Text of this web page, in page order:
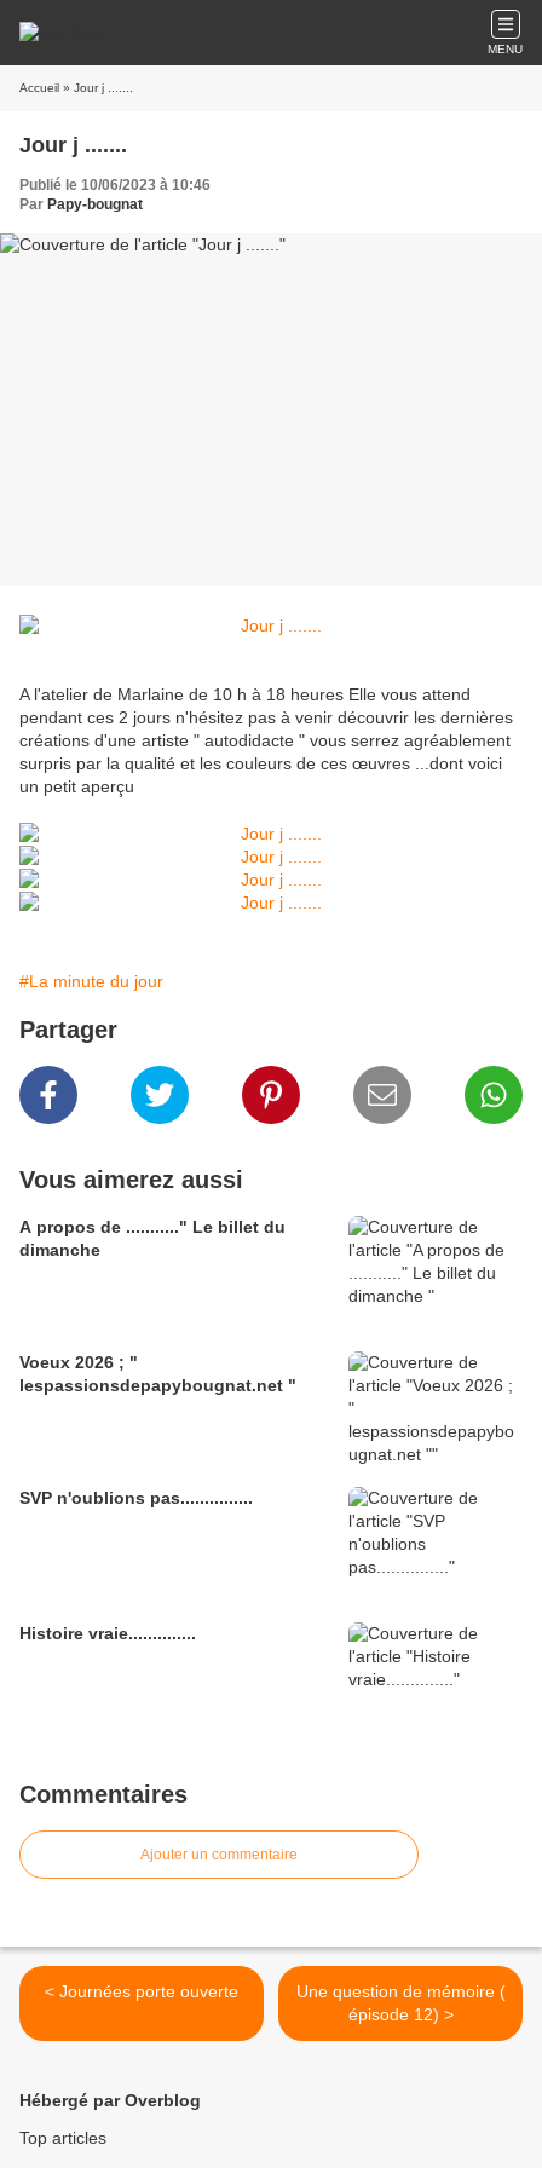
MENU
Accueil » Jour j .......
Jour j .......
Publié le 10/06/2023 à 10:46
Par Papy-bougnat
A l'atelier de Marlaine de 10 h à 18 heures Elle vous attend
pendant ces 2 jours n'hésitez pas à venir découvrir les dernières
créations d'une artiste " autodidacte " vous serrez agréablement
surpris par la qualité et les couleurs de ces œuvres ...dont voici
un petit aperçu
#La minute du jour
Partager
Vous aimerez aussi
A propos de ..........." Le billet du
dimanche
Voeux 2026 ; "
lespassionsdepapybougnat.net "
SVP n'oublions pas...............
Histoire vraie..............
Commentaires
Ajouter un commentaire
< Journées porte ouverte
Une question de mémoire (
épisode 12) >
Hébergé par Overblog
Top articles